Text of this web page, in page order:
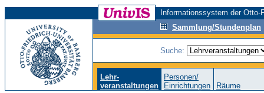
Informationssystem der
Sammlung/Stundenplan
Suche:
Lehr-
veranstaltungen
Personen/
Einrichtungen
Räume